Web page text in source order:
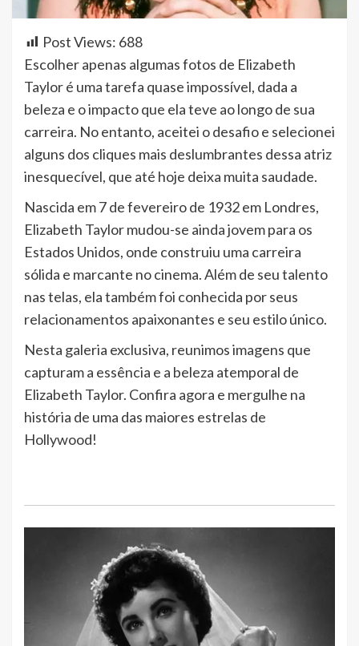
Post Views: 688
Escolher apenas algumas fotos de Elizabeth
Taylor é uma tarefa quase impossível, dada a
beleza e o impacto que ela teve ao longo de sua
carreira. No entanto, aceitei o desafio e selecionei
alguns dos cliques mais deslumbrantes dessa atriz
inesquecível, que até hoje deixa muita saudade.
Nascida em 7 de fevereiro de 1932 em Londres,
Elizabeth Taylor mudou-se ainda jovem para os
Estados Unidos, onde construiu uma carreira
sólida e marcante no cinema. Além de seu talento
nas telas, ela também foi conhecida por seus
relacionamentos apaixonantes e seu estilo único.
Nesta galeria exclusiva, reunimos imagens que
capturam a essência e a beleza atemporal de
Elizabeth Taylor. Confira agora e mergulhe na
história de uma das maiores estrelas de
Hollywood!